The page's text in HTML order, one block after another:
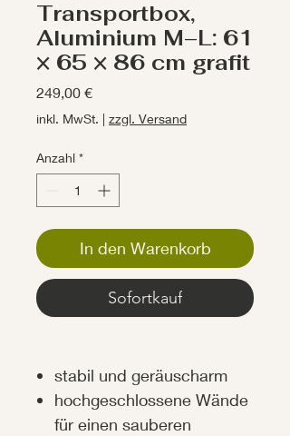
Transportbox,
Aluminium M–L: 61
× 65 × 86 cm grafit
249,00 €Preis
inkl. MwSt. | zzgl. Versand
Anzahl *
In den Warenkorb
Sofortkauf
stabil und geräuscharm
hochgeschlossene Wände
für einen sauberen